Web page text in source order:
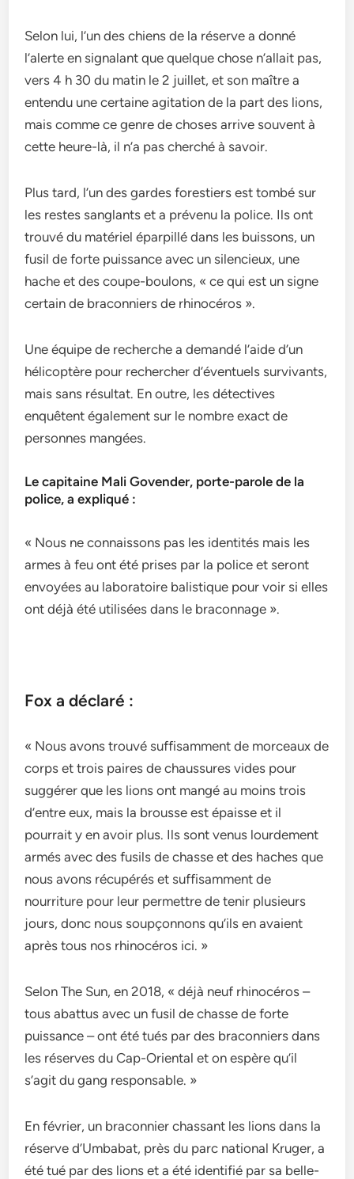
Selon lui, l’un des chiens de la réserve a donné
l’alerte en signalant que quelque chose n’allait pas,
vers 4 h 30 du matin le 2 juillet, et son maître a
entendu une certaine agitation de la part des lions,
mais comme ce genre de choses arrive souvent à
cette heure-là, il n’a pas cherché à savoir.
Plus tard, l’un des gardes forestiers est tombé sur
les restes sanglants et a prévenu la police. Ils ont
trouvé du matériel éparpillé dans les buissons, un
fusil de forte puissance avec un silencieux, une
hache et des coupe-boulons, « ce qui est un signe
certain de braconniers de rhinocéros ».
Une équipe de recherche a demandé l’aide d’un
hélicoptère pour rechercher d’éventuels survivants,
mais sans résultat. En outre, les détectives
enquêtent également sur le nombre exact de
personnes mangées.
Le capitaine Mali Govender, porte-parole de la
police, a expliqué :
« Nous ne connaissons pas les identités mais les
armes à feu ont été prises par la police et seront
envoyées au laboratoire balistique pour voir si elles
ont déjà été utilisées dans le braconnage ».
Fox a déclaré :
« Nous avons trouvé suffisamment de morceaux de
corps et trois paires de chaussures vides pour
suggérer que les lions ont mangé au moins trois
d’entre eux, mais la brousse est épaisse et il
pourrait y en avoir plus. Ils sont venus lourdement
armés avec des fusils de chasse et des haches que
nous avons récupérés et suffisamment de
nourriture pour leur permettre de tenir plusieurs
jours, donc nous soupçonnons qu’ils en avaient
après tous nos rhinocéros ici. »
Selon The Sun, en 2018, « déjà neuf rhinocéros –
tous abattus avec un fusil de chasse de forte
puissance – ont été tués par des braconniers dans
les réserves du Cap-Oriental et on espère qu’il
s’agit du gang responsable. »
En février, un braconnier chassant les lions dans la
réserve d’Umbabat, près du parc national Kruger, a
été tué par des lions et a été identifié par sa belle-